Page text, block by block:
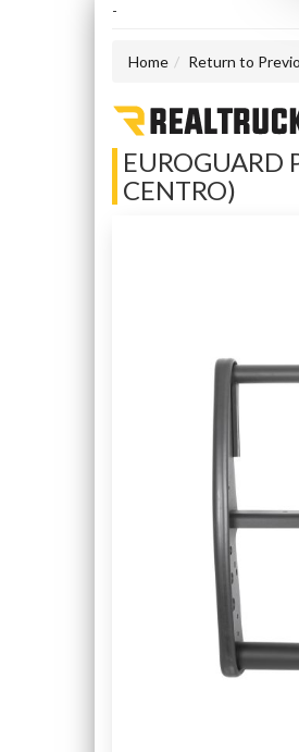
-
Home Return to
EUROGUARD
CENTRO)